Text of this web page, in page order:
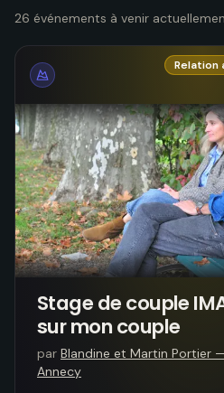
26 événements à venir
Relation
Stage de couple
sur mon couple
par Blandine et Martin Portier
Annecy